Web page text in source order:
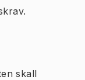
skall